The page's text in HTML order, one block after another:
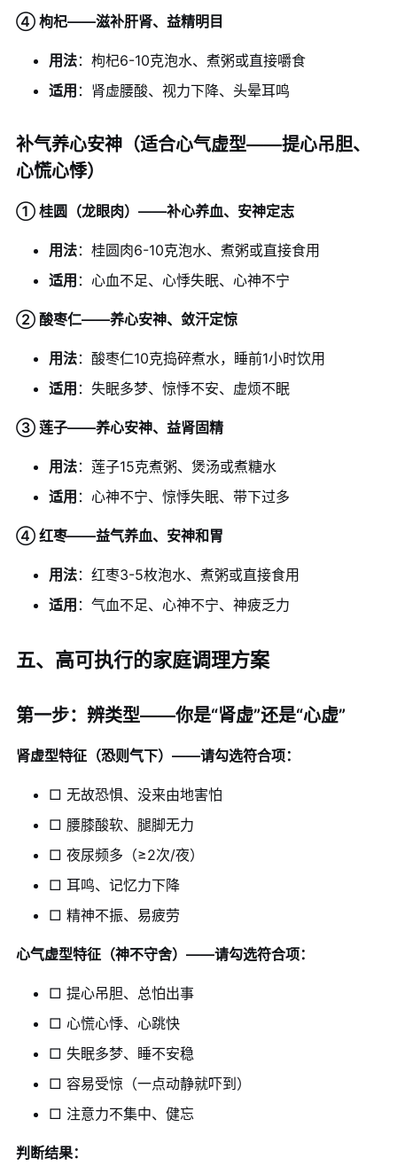
④ 枸杞——滋补肝肾、益精明目
用法：枸杞6-10克泡水、煮粥或直接嚼食
适用 ：肾虚腰酸、视力下降、头晕耳鸣
补气养心安神（适合心气虚型——提心吊胆、
心慌心悸）
① 桂圆（龙眼肉）——补心养血、安神定志
用法：桂圆肉6-10克泡水、煮粥或直接食用
适用 ：心血不足、心悸失眠、心神不宁
② 酸枣仁——养心安神、敛汗定惊
用法：酸枣仁10克捣碎煮水，睡前1小时饮用
适用 ：失眠多梦、惊悸不安、虚烦不眠
③ 莲子——养心安神、益肾固精
用法：莲子15克煮粥、煲汤或煮糖水
适用 ：心神不宁、惊悸失眠、带下过多
④ 红枣——益气养血、安神和胃
用法：红枣3-5枚泡水、煮粥或直接食用
适用 ：气血不足、心神不宁、神疲乏力
五、高可执行的家庭调理方案
第一步：辨类型——你是“肾虚”还是“心虚”
肾虚型特征（恐则气下）——请勾选符合项：
□ 无故恐惧、没来由地害怕
□ 腰膝酸软、腿脚无力
□ 夜尿频多（≥2次/夜）
□ 耳鸣、记忆力下降
□ 精神不振、易疲劳
心气虚型特征（神不守舍）——请勾选符合项：
□ 提心吊胆、总怕出事
□ 心慌心悸、心跳快
□ 失眠多梦、睡不安稳
□ 容易受惊（一点动静就吓到）
□ 注意力不集中、健忘
判断结果：